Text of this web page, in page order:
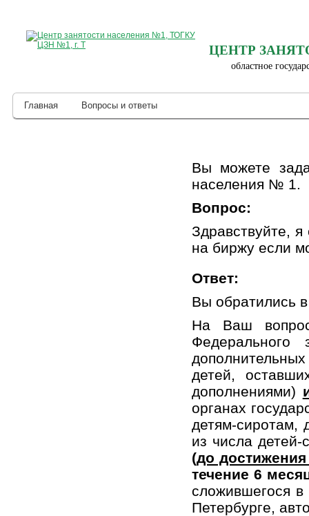
ЦЕНТР
областное
Главная Вопросы и ответы
Вы можете
населения № 1.
Вопрос:
Здравствуйте,
на биржу если
Ответ:
Вы обратились
На Ваш
детей,
дополнениями)
органах
детям-сиротам,
из числа детей-
(до
течение 6
сложившегося в
Петербурге,